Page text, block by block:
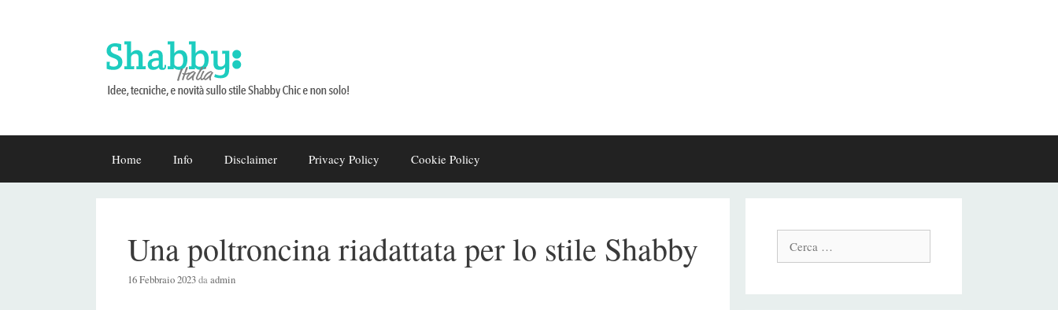
Home Info Disclaimer Privacy Policy Cookie Policy
Una poltroncina riadattata per lo stile Shabby
16 Febbraio 2023daadmin
Cerca: